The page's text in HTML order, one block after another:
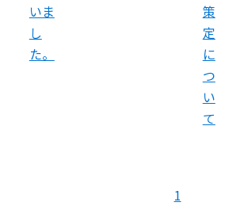
いま
し
た。
策
定
に
つ
い
て
1